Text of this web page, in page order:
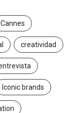
Cannes
creatividad
Iconic brands